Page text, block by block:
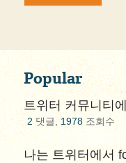
Popular
트위터 커뮤니티
2 댓글, 1978 조회수
나는 트위터에서